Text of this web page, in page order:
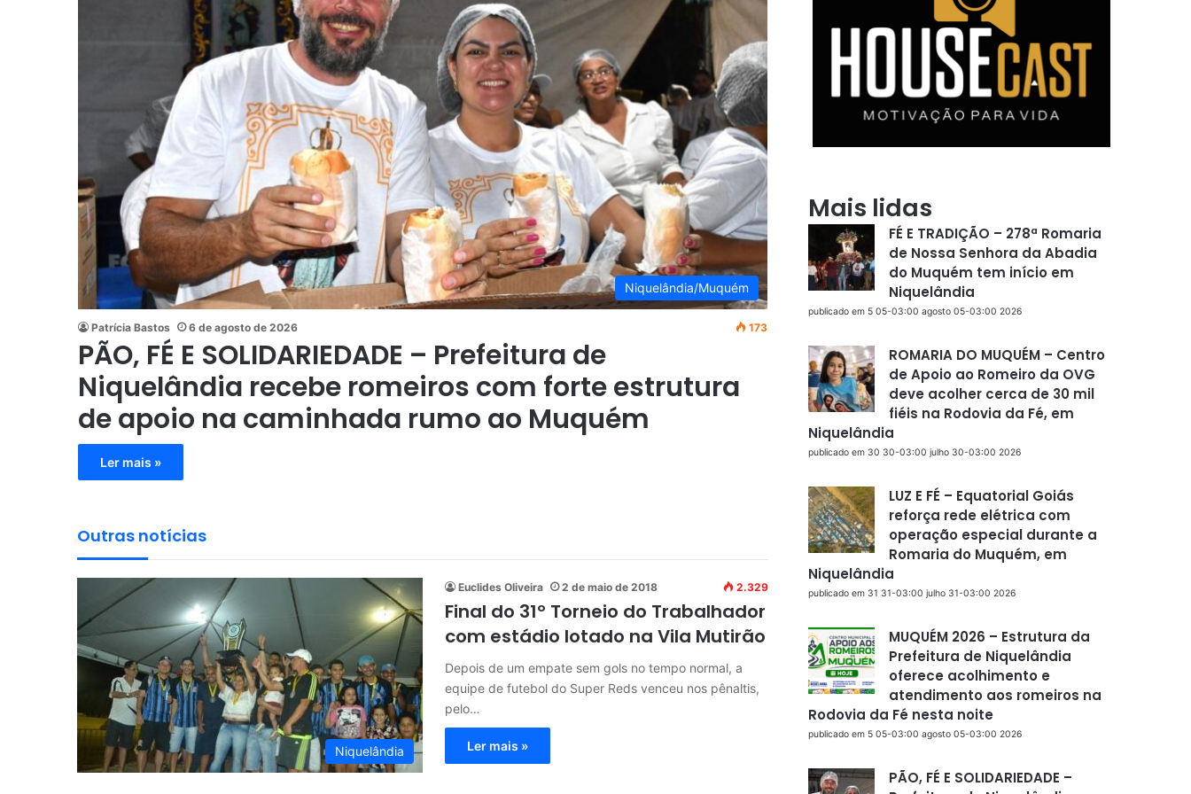
Niquelândia/Muquém
Patrícia Bastos 6 de agosto de 2026 173
PÃO, FÉ E SOLIDARIEDADE – Prefeitura de
Niquelândia recebe romeiros com forte estrutura
de apoio na caminhada rumo ao Muquém
Ler mais »
Outras notícias
Niquelândia
Euclides Oliveira 2 de maio de 2018 2.329
Final do 31º Torneio do Trabalhador
com estádio lotado na Vila Mutirão
Depois de um empate sem gols no tempo normal, a
equipe de futebol do Super Reds venceu nos pênaltis,
pelo…
Ler mais »
Mais lidas
FÉ E TRADIÇÃO – 278ª Romaria
de Nossa Senhora da Abadia
do Muquém tem início em
Niquelândia
publicado em 5 05-03:00 agosto 05-03:00 2026
ROMARIA DO MUQUÉM – Centro
de Apoio ao Romeiro da OVG
deve acolher cerca de 30 mil
fiéis na Rodovia da Fé, em
Niquelândia
publicado em 30 30-03:00 julho 30-03:00 2026
LUZ E FÉ – Equatorial Goiás
reforça rede elétrica com
operação especial durante a
Romaria do Muquém, em
Niquelândia
publicado em 31 31-03:00 julho 31-03:00 2026
MUQUÉM 2026 – Estrutura da
Prefeitura de Niquelândia
oferece acolhimento e
atendimento aos romeiros na
Rodovia da Fé nesta noite
publicado em 5 05-03:00 agosto 05-03:00 2026
PÃO, FÉ E SOLIDARIEDADE –